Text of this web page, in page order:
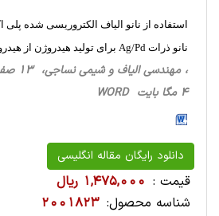
استفاده از نانو الیاف الکتروریسی شده پلی
نانو ذرات Ag/Pd برای تولید هیدروژن از هیدرولیز آمونیوم بوران
،
4 مگا بایت WORD
دانلود رایگان مقاله انگلیسی
قیمت : 1,475,000 ریال
شناسه محصول: 2001823